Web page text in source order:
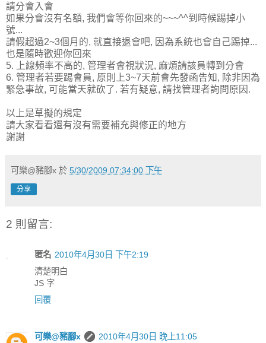
請分會入會
如果分會沒有名額, 我們會等你回來的~~~^^到時候踢掉小
號...
請假超過2~3個月的, 就直接退會吧, 因為系統也會自己踢掉...
也是隨時歡迎你回來
5. 上線頻率不高的, 管理者會視狀況, 麻煩請該員轉到分會
6. 管理者若要踢會員, 原則上3~7天前會先發函告知, 除非因為
緊急事故, 可能當天就砍了. 若有疑意, 請找管理者詢問原因.
以上是草擬的規定
請大家看看還有沒有需要補充與修正的地方
謝謝
可樂@豬腳x 於 5/30/2009 07:34:00 下午
分享
2 則留言:
匿名 2010年4月30日 下午2:19
清楚明白
JS 字
回覆
可樂@豬腳x
2010年4月30日 晚上11:05